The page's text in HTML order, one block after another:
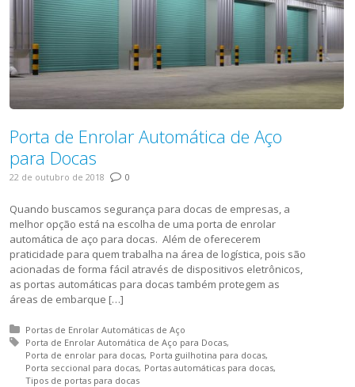
Porta de Enrolar Automática de Aço
para Docas
22 de outubro de 2018 0
Quando buscamos segurança para docas de empresas, a
melhor opção está na escolha de uma porta de enrolar
automática de aço para docas. Além de oferecerem
praticidade para quem trabalha na área de logística, pois são
acionadas de forma fácil através de dispositivos eletrônicos,
as portas automáticas para docas também protegem as
áreas de embarque […]
Posted in:
Portas de Enrolar Automáticas de Aço
Tagged with:
Porta de Enrolar Automática de Aço para Docas
Porta de enrolar para docas Porta guilhotina para docas
Porta seccional para docas Portas automáticas para docas
Tipos de portas para docas